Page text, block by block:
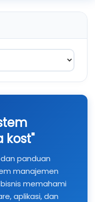
kost"
panduan
manajemen
memahami
aplikasi, dan